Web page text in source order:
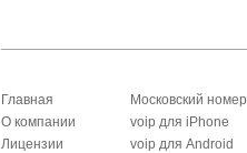
Главная
О компании
Лицензии
Московский номер
voip для iPhone
voip для Android